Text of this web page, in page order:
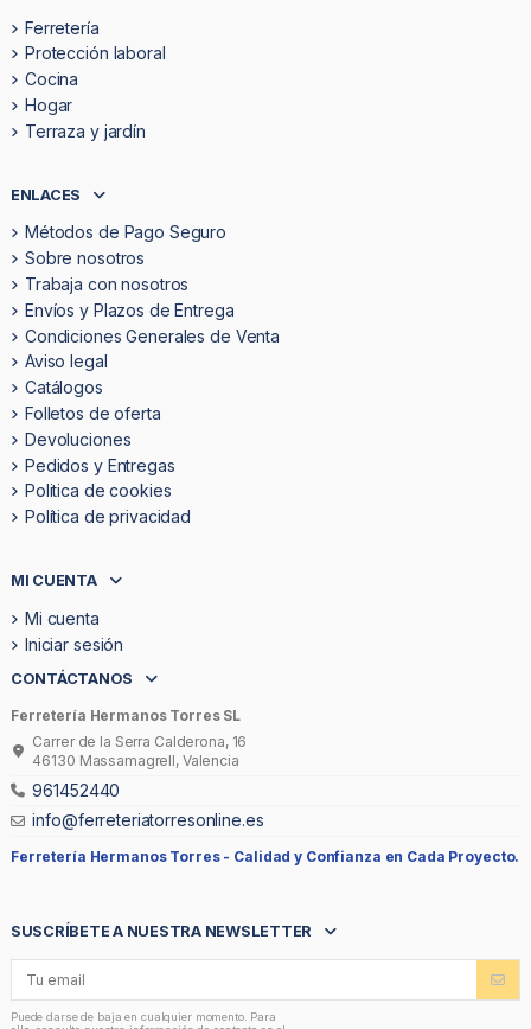
Ferretería
Protección laboral
Cocina
Hogar
Terraza y jardín
ENLACES
Métodos de Pago Seguro
Sobre nosotros
Trabaja con nosotros
Envíos y Plazos de Entrega
Condiciones Generales de Venta
Aviso legal
Catálogos
Folletos de oferta
Devoluciones
Pedidos y Entregas
Politica de cookies
Política de privacidad
MI CUENTA
Mi cuenta
Iniciar sesión
CONTÁCTANOS
Ferretería Hermanos Torres SL
Carrer de la Serra Calderona, 16
46130 Massamagrell, Valencia
961452440
info@ferreteriatorresonline.es
Ferretería Hermanos Torres - Calidad y Confianza en Cada Proyecto.
SUSCRÍBETE A NUESTRA NEWSLETTER
Puede darse de baja en cualquier momento. Para